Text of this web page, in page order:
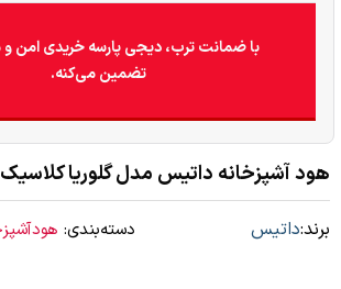
با ضمانت ترب، دیجی پارسه خریدی امن
تضمین می‌کنه.
هود آشپزخانه داتیس مدل گلوریا کلاسیک
برند:داتیس دسته‌بندی: